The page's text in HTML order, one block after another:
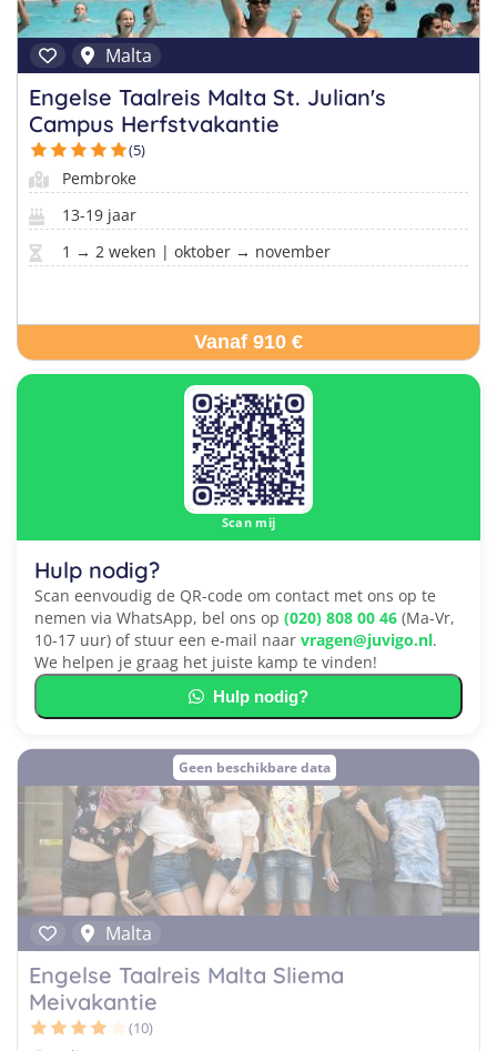
Malta
Engelse Taalreis Malta St. Julian's
Campus Herfstvakantie
(5)
Pembroke
13-19 jaar
1 → 2 weken | oktober → november
Vanaf 910 €
Scan mij
Hulp nodig?
Scan eenvoudig de QR-code om contact met ons op te
nemen via WhatsApp, bel ons op (020) 808 00 46 (Ma-Vr,
10-17 uur) of stuur een e-mail naar vragen@juvigo.nl.
We helpen je graag het juiste kamp te vinden!
Hulp nodig?
Geen beschikbare data
Malta
Engelse Taalreis Malta Sliema
Meivakantie
(10)